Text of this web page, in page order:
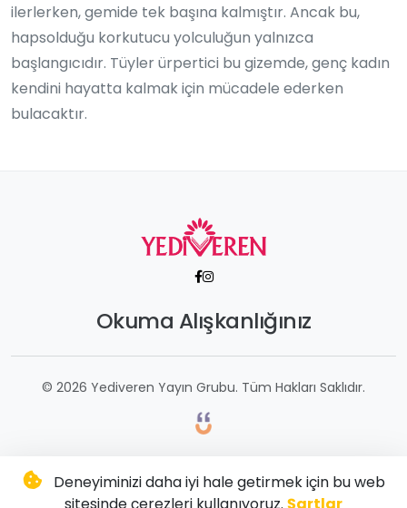
ilerlerken, gemide tek başına kalmıştır. Ancak bu,
hapsolduğu korkutucu yolculuğun yalnızca
başlangıcıdır. Tüyler ürpertici bu gizemde, genç kadın
kendini hayatta kalmak için mücadele ederken
bulacaktır.
Okuma Alışkanlığınız
© 2026 Yediveren Yayın Grubu. Tüm Hakları Saklıdır.
Deneyiminizi daha iyi hale getirmek için bu web